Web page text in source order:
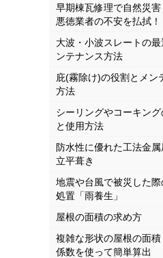
早期棟瓦修理で自然災害
悪徳業者の不安を払拭！
大波・小波スレートの最
ンテナンス方法
庇(霧除け)の役割とメン
方法
シーリングやコーキン
と使用方法
防水性に優れた工法金
立平葺き
地震や台風で被災した際
処置「雨養生」
屋根の面積の求め方
複雑な形状の屋根の面積
係数を使って簡単算出